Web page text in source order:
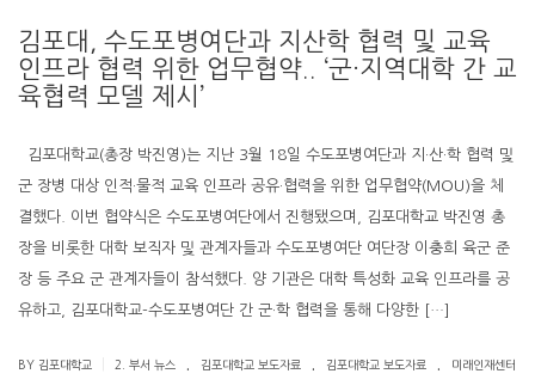
김포대, 수도포병여단과 지산학 협력 및 교육
인프라 협력 위한 업무협약.. ‘군·지역대학 간 교
육협력 모델 제시’
김포대학교(총장 박진영)는 지난 3월 18일 수도포병여단과 지·산·학 협력 및
군 장병 대상 인적·물적 교육 인프라 공유·협력을 위한 업무협약(MOU)을 체
결했다. 이번 협약식은 수도포병여단에서 진행됐으며, 김포대학교 박진영 총
장을 비롯한 대학 보직자 및 관계자들과 수도포병여단 여단장 이충희 육군 준
장 등 주요 군 관계자들이 참석했다. 양 기관은 대학 특성화 교육 인프라를 공
유하고, 김포대학교-수도포병여단 간 군·학 협력을 통해 다양한 […]
BY 김포대학교 2. 부서 뉴스 김포대학교 보도자료 김포대학교 보도자료 미래인재센터